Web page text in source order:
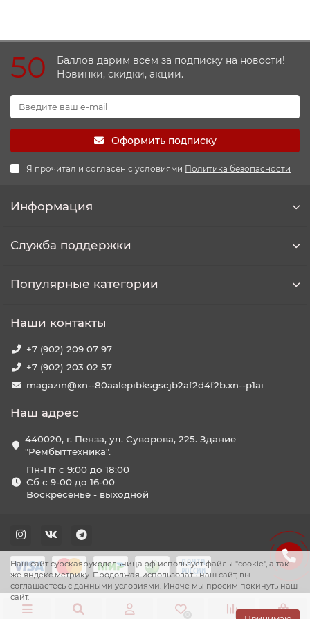
Наш сайт сурскаярукодельница.рф использует файлы "cookie", а так
же яндекс метрику. Продолжая использовать наш сайт, вы
соглашаетесь с данными условиями. Иначе мы просим покинуть наш
сайт.
50
Баллов дарим всем за подписку на новости!
Новинки, скидки, акции.
Оформить подписку
Я прочитал и согласен с условиями Политика безопасности
Информация
Служба поддержки
Популярные категории
Наши контакты
+7 (902) 209 07 97
+7 (902) 203 02 57
magazin@xn--80aalepibksgscjb2af2d4f2b.xn--p1ai
Наш адрес
440020, г. Пенза, ул. Суворова, 225. Здание
"Рембыттехника".
Пн-Пт с 9:00 до 18:00
Сб с 9-00 до 16-00
Воскресенье - выходной